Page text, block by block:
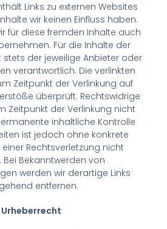
Links zu externen Websites
wir keinen Einfluss haben.
für diese fremden Inhalte auch
Für die Inhalte der
stets der jeweilige Anbieter oder
verantwortlich. Die verlinkten
Zeitpunkt der Verlinkung auf
überprüft. Rechtswidrige
Zeitpunkt der Verlinkung nicht
inhaltliche Kontrolle
ist jedoch ohne konkrete
Rechtsverletzung nicht
Bekanntwerden von
werden wir derartige Links
entfernen.
Urheberrecht